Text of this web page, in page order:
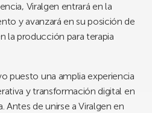
Viralgen entrará en la
y avanzará en su posición de
la producción para terapia
puesto una amplia experiencia
y transformación digital en
Antes de unirse a Viralgen en